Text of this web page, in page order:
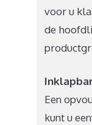
voor u
de
Een
kunt u